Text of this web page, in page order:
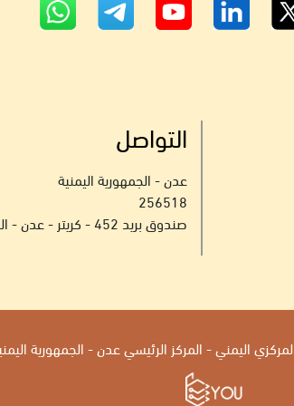
التواصل
عدن - الجمهورية اليمنية
256518
صندوق بريد 452 - كريتر - عدن - الجمهورية اليمنية
اليمني - المركز الرئيسي عدن - الجمهورية اليمنية